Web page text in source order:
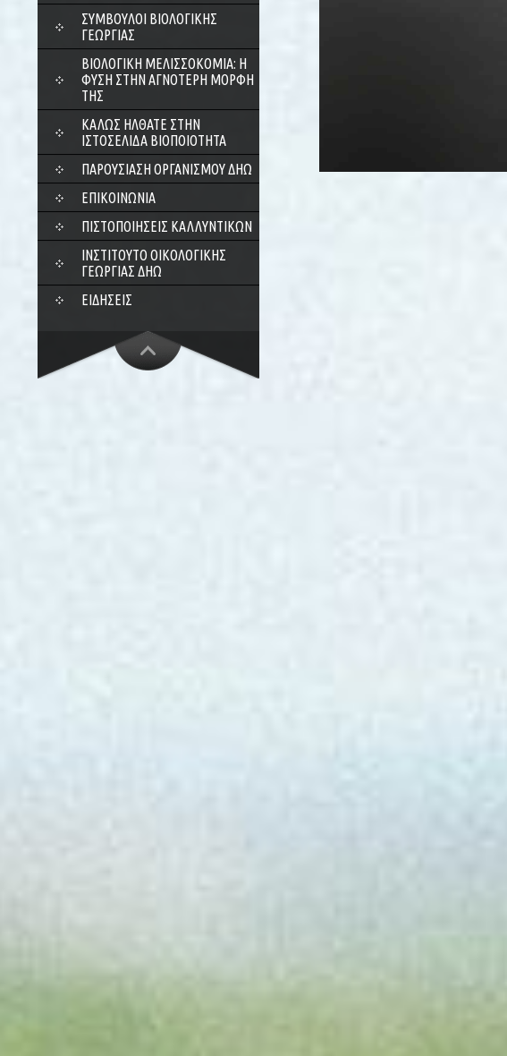
ΣΎΜΒΟΥΛΟΙ ΒΙΟΛΟΓΙΚΉΣ
ΓΕΩΡΓΊΑΣ
ΒΙΟΛΟΓΙΚΉ ΜΕΛΙΣΣΟΚΟΜΊΑ: Η
ΦΎΣΗ ΣΤΗΝ ΑΓΝΌΤΕΡΗ ΜΟΡΦΉ
ΤΗΣ
ΚΑΛΏΣ ΉΛΘΑΤΕ ΣΤΗΝ
ΙΣΤΟΣΕΛΊΔΑ ΒΙΟΠΟΙΌΤΗΤΑ
ΠΑΡΟΥΣΊΑΣΗ ΟΡΓΑΝΙΣΜΟΎ ΔΗΩ
ΕΠΙΚΟΙΝΩΝΊΑ
ΠΙΣΤΟΠΟΙΉΣΕΙΣ ΚΑΛΛΥΝΤΙΚΏΝ
ΙΝΣΤΙΤΟΎΤΟ ΟΙΚΟΛΟΓΙΚΉΣ
ΓΕΩΡΓΊΑΣ ΔΗΩ
ΕΙΔΉΣΕΙΣ